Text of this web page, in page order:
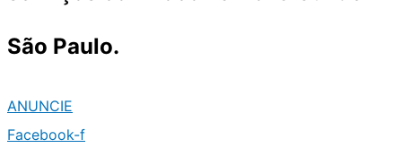
São Paulo.
ANUNCIE
Facebook-f